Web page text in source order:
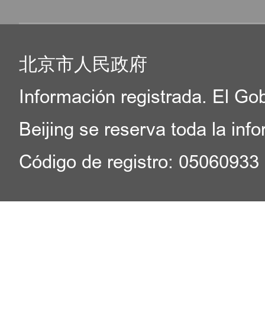
北京市人民政府
Información registrada. El
Beijing se reserva toda la
Código de registro: 05060933